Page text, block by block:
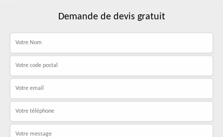
Demande de devis gratuit